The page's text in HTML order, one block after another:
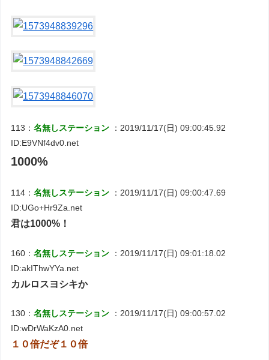
113：名無しステーション
：2019/11/17(日) 09:00:45.92
ID:E9VNf4dv0.net
1000%
114：名無しステーション
：2019/11/17(日) 09:00:47.69
ID:UGo+Hr9Za.net
君は1000%！
160：名無しステーション
：2019/11/17(日) 09:01:18.02
ID:akIThwYYa.net
カルロスヨシキか
130：名無しステーション
：2019/11/17(日) 09:00:57.02
ID:wDrWaKzA0.net
１０倍だぞ１０倍